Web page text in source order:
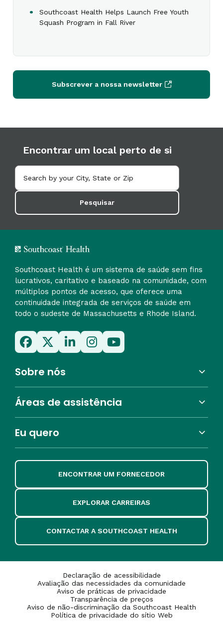
Southcoast Health Helps Launch Free Youth
Squash Program in Fall River
Subscrever a nossa newsletter
Encontrar um local perto de si
Pesquisar
Southcoast Health é um sistema de saúde sem fins
lucrativos, caritativo e baseado na comunidade, com
múltiplos pontos de acesso, que oferece uma
continuidade integrada de serviços de saúde em
todo o sudeste de Massachusetts e Rhode Island.
Sobre nós
Áreas de assistência
Eu quero
ENCONTRAR UM FORNECEDOR
EXPLORAR CARREIRAS
CONTACTAR A SOUTHCOAST HEALTH
Declaração de acessibilidade
Avaliação das necessidades da comunidade
Aviso de práticas de privacidade
Transparência de preços
Aviso de não-discriminação da Southcoast Health
Política de privacidade do sítio Web